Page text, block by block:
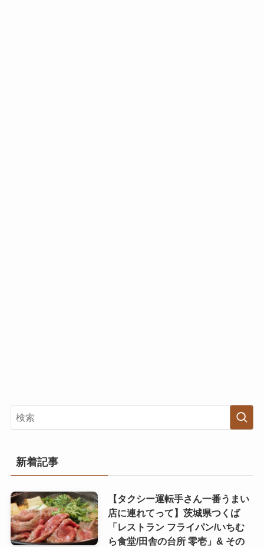
新着記事
【タクシー運転手さん一番うまい
店に連れてって】茨城県つくば
「レストラン フライパン/いちむ
ら食堂/田舎の台所 零壱」& その